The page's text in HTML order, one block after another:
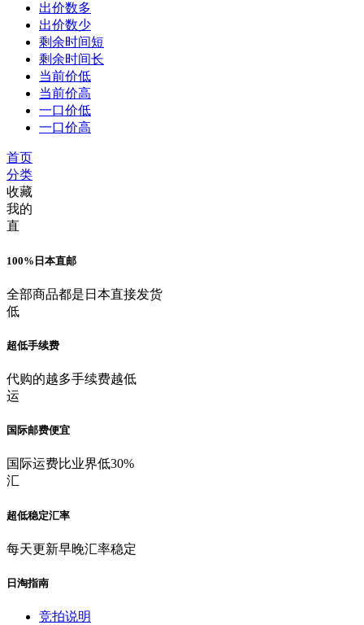
出价数多
出价数少
剩余时间短
剩余时间长
当前价低
当前价高
一口价低
一口价高
首页
分类
收藏
我的
直
100%日本直邮
全部商品都是日本直接发货
低
超低手续费
代购的越多手续费越低
运
国际邮费便宜
国际运费比业界低30%
汇
超低稳定汇率
每天更新早晚汇率稳定
日淘指南
竞拍说明